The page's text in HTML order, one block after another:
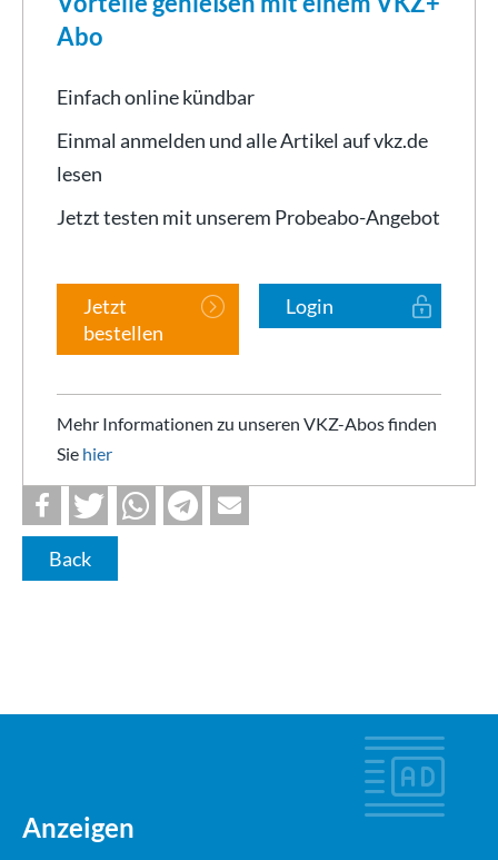
Abo
Einfach online kündbar
Einmal anmelden und alle Artikel auf vkz.de
lesen
Jetzt testen mit unserem Probeabo-Angebot
Jetzt
bestellen
Login
Mehr Informationen zu unseren VKZ-Abos finden
Sie hier
Back
Anzeigen